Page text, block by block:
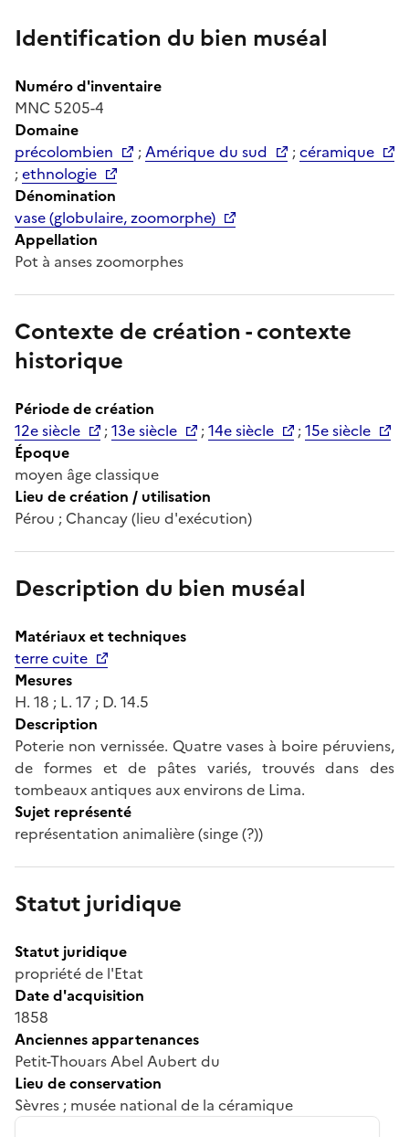
Identification du bien muséal
Numéro d'inventaire
MNC 5205-4
Domaine
précolombien
;Amérique du sud ;céramique
;ethnologie
Dénomination
vase (globulaire, zoomorphe)
Appellation
Pot à anses zoomorphes
Contexte de création - contexte
historique
Période de création
12e siècle
;13e siècle ;14e siècle ;15e siècle
Époque
moyen âge classique
Lieu de création / utilisation
Pérou ; Chancay (lieu d'exécution)
Description du bien muséal
Matériaux et techniques
terre cuite
Mesures
H. 18 ; L. 17 ; D. 14.5
Description
Poterie non vernissée. Quatre vases à boire péruviens,
de formes et de pâtes variés, trouvés dans des
tombeaux antiques aux environs de Lima.
Sujet représenté
représentation animalière (singe (?))
Statut juridique
Statut juridique
propriété de l'Etat
Date d'acquisition
1858
Anciennes appartenances
Petit-Thouars Abel Aubert du
Lieu de conservation
Sèvres ; musée national de la céramique